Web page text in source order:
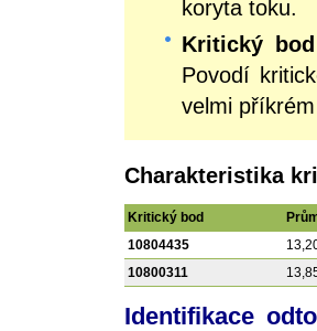
koryta toku.
Kritický
Povodí
velmi
Charakteristika
Kritický bod
10804435
10800311
Identifikace